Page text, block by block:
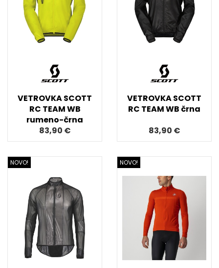
VETROVKA SCOTT
RC TEAM WB
rumeno-črna
83,90 €
VETROVKA SCOTT
RC TEAM WB črna
83,90 €
NOVO! NOVO!